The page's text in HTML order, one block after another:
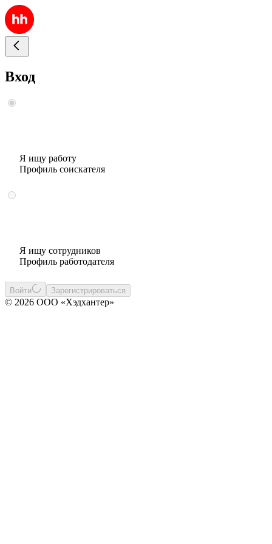
Вход
Я ищу работу
Профиль соискателя
Я ищу сотрудников
Профиль работодателя
Войти Зарегистрироваться
© 2026 ООО «Хэдхантер»